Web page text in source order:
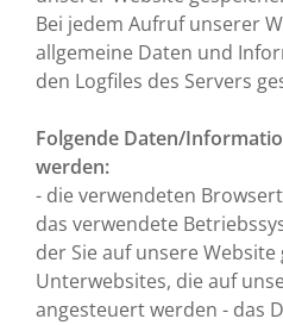
Bei jedem Aufruf unserer
allgemeine Daten und
den Logfiles des Servers
Folgende Daten/
werden:
- die verwendeten
das verwendete
der Sie auf unsere Website
Unterwebsites, die auf
angesteuert werden - das